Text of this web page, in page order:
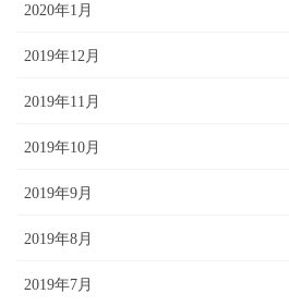
2020年1月
2019年12月
2019年11月
2019年10月
2019年9月
2019年8月
2019年7月